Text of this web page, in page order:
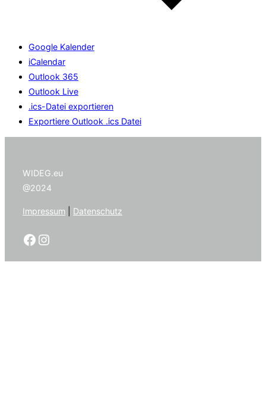
Google Kalender
iCalendar
Outlook 365
Outlook Live
.ics-Datei exportieren
Exportiere Outlook .ics Datei
WIDEG.eu
@2024
Impressum Datenschutz
Facebook Instagram